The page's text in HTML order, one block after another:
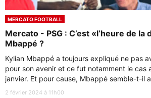
MERCATO FOOTBALL
Mercato - PSG : C’est «l’heure de
Mbappé ?
Kylian Mbappé a toujours expliqué ne pas
pour son avenir et ce fut notamment le cas
janvier. Et pour cause, Mbappé semble-t-il
2 février 2024 à 11h00